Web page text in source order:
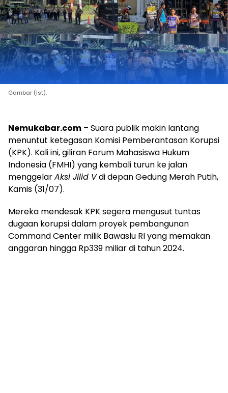
Gambar (Ist).
Nemukabar.com – Suara publik makin lantang
menuntut ketegasan Komisi Pemberantasan Korupsi
(KPK). Kali ini, giliran Forum Mahasiswa Hukum
Indonesia (FMHI) yang kembali turun ke jalan
menggelarAksi Jilid Vdi depan Gedung Merah Putih,
Kamis (31/07).
Mereka mendesak KPK segera mengusut tuntas
dugaan korupsi dalam proyek pembangunan
Command Center milik Bawaslu RI yang memakan
anggaran hingga Rp339 miliar di tahun 2024.